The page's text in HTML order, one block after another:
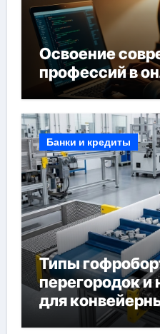
Освоение
профессий в
Банки и кредиты
Типы
перегородок
для